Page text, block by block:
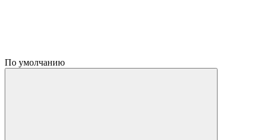
По умолчанию